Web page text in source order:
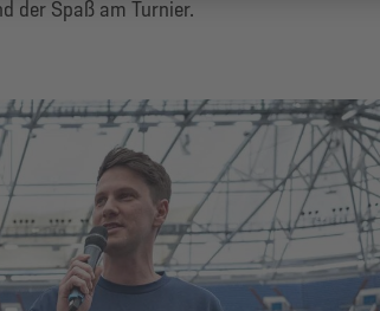
der Spaß am Turnier.